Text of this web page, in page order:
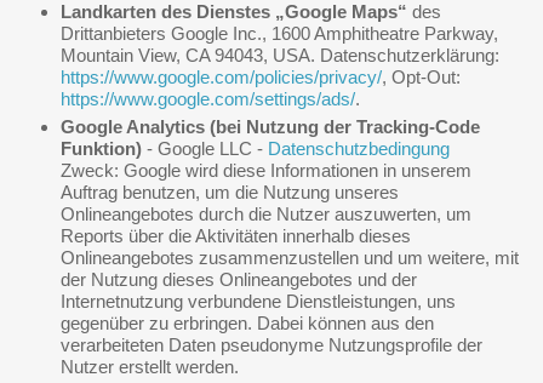
Landkarten des Dienstes „Google Maps“ des
Drittanbieters Google Inc., 1600 Amphitheatre Parkway,
Mountain View, CA 94043, USA. Datenschutzerklärung:
https://www.google.com/policies/privacy/, Opt-Out:
https://www.google.com/settings/ads/.
Google Analytics (bei Nutzung der Tracking-Code
Funktion) - Google LLC - Datenschutzbedingung
Zweck: Google wird diese Informationen in unserem
Auftrag benutzen, um die Nutzung unseres
Onlineangebotes durch die Nutzer auszuwerten, um
Reports über die Aktivitäten innerhalb dieses
Onlineangebotes zusammenzustellen und um weitere, mit
der Nutzung dieses Onlineangebotes und der
Internetnutzung verbundene Dienstleistungen, uns
gegenüber zu erbringen. Dabei können aus den
verarbeiteten Daten pseudonyme Nutzungsprofile der
Nutzer erstellt werden.